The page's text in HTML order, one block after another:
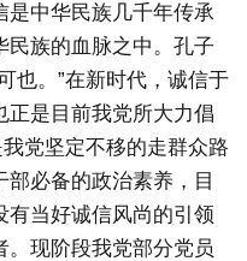
是中华民族几千年传承
民族的血脉之中。孔子
也。”在新时代，诚信于
正是目前我党所大力倡
党坚定不移的走群众路
必备的政治素养，目
有当好诚信风尚的引领
现阶段我党部分党员